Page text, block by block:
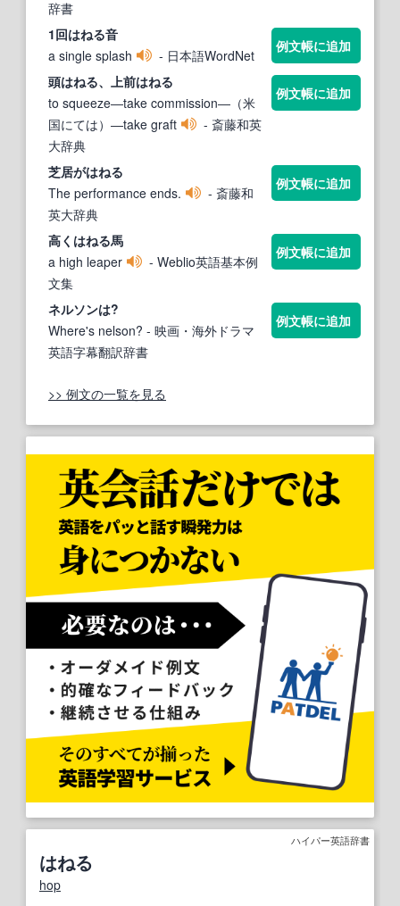
辞書
1回はねる音
a single splash
- 日本語WordNet
例文帳に追加
頭はねる、上前はねる
to squeeze―take commission―（米
国にては）―take graft
- 斎藤和英
大辞典
例文帳に追加
芝居がはねる
The performance ends.
- 斎藤和
英大辞典
例文帳に追加
高く はねる馬
a high leaper
- Weblio英語基本例
文集
例文帳に追加
ネルソンは?
Where's nelson? - 映画・海外ドラマ
英語字幕翻訳辞書
例文帳に追加
>> 例文の一覧を見る
ハイパー英語辞書
はねる
hop